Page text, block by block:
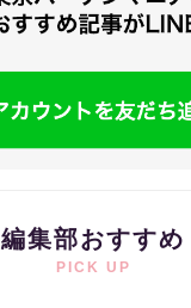
編集部おすすめ
PICK UP